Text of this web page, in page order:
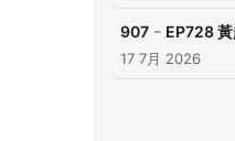
907 - EP728
17 7月 2026